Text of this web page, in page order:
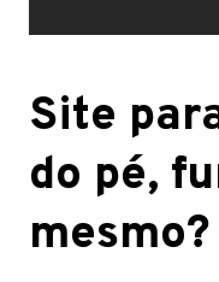
Site
do pé,
mesmo?